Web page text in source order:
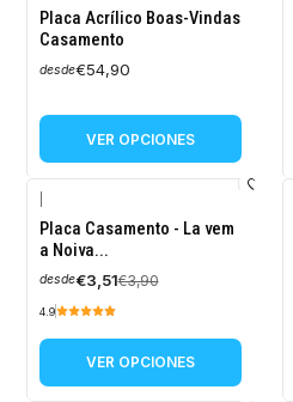
Placa Acrílico Boas-Vindas
Casamento
desde€54,90
VER OPCIONES
-10%
OFF
Placa Casamento - La vem
a Noiva...
desde€3,51€3,90
4.9
VER OPCIONES